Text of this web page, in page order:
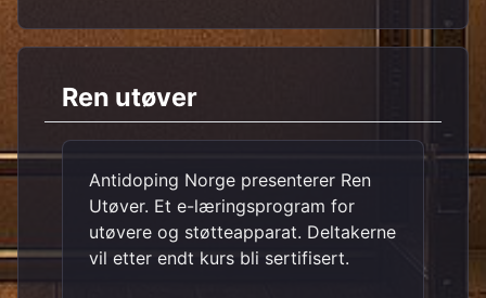
Ren utøver
Antidoping Norge presenterer Ren
Utøver. Et e-læringsprogram for
utøvere og støtteapparat. Deltakerne
vil etter endt kurs bli sertifisert.